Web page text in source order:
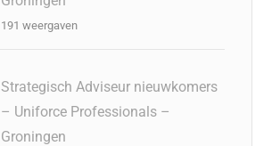
191 weergaven
Strategisch Adviseur nieuwkomers
– Uniforce Professionals –
Groningen